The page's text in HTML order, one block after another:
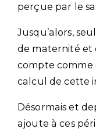
perçue par le
Jusqu’alors,
de maternité et
compte comme
calcul de cette
Désormais et
ajoute à ces